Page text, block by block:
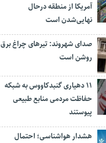
آمریکا از منطقه درحال
نهایی‌شدن است
صدای شهروند: تیرهای چراغ برق
روشن است
۱۱ دهیاری گنبدکاووس به شبکه
حفاظت مردمی منابع طبیعی
پیوستند
هشدار هواشناسی؛ احتمال